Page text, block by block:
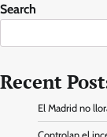
Search
Recent
El Madrid no